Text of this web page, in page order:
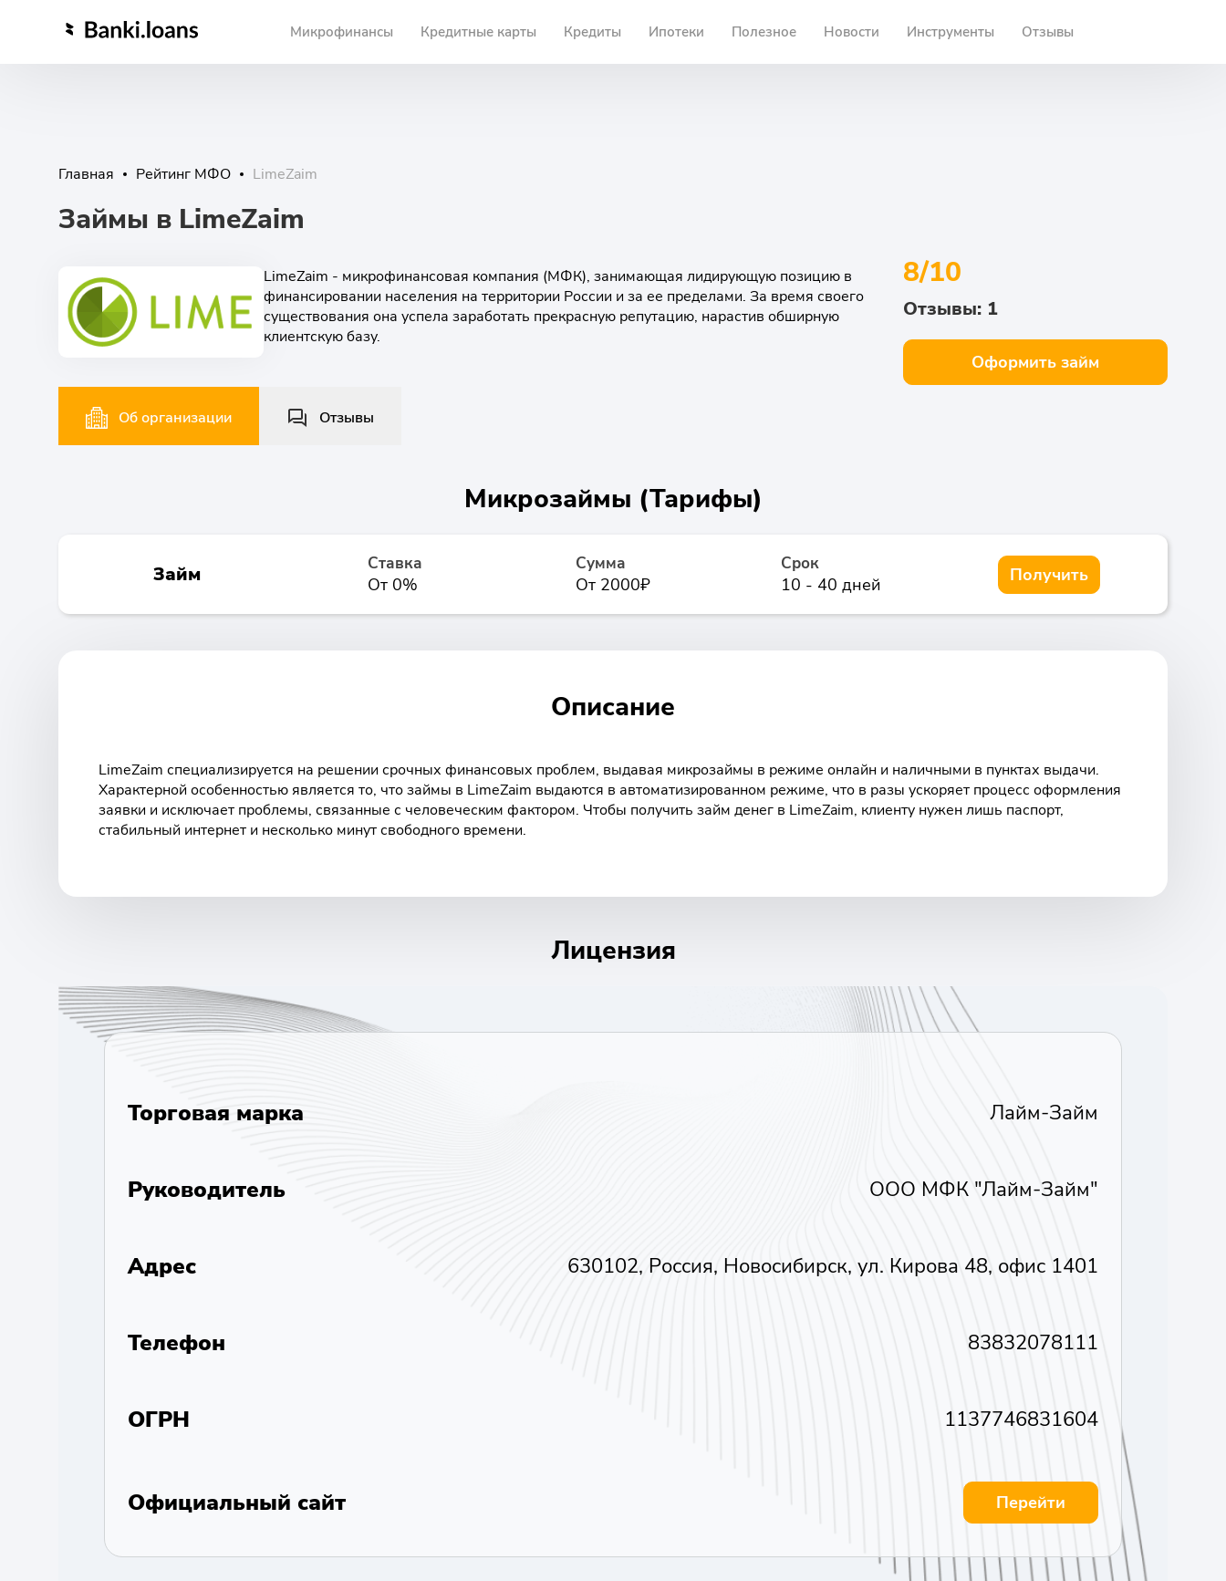
Микрофинансы Кредитные карты Кредиты Ипотеки Полезное Новости Инструменты Отзывы
Главная Рейтинг МФО LimeZaim
Займы в LimeZaim
LimeZaim - микрофинансовая компания (МФК), занимающая лидирующую позицию в
финансировании населения на территории России и за ее пределами. За время своего
существования она успела заработать прекрасную репутацию, нарастив обширную
клиентскую базу.
8/10
Отзывы: 1
Оформить займ
Об организации Отзывы
Микрозаймы (Тарифы)
Займ Ставка
От 0%
Сумма
От 2000₽
Срок
10 - 40 дней Получить
Описание
LimeZaim специализируется на решении срочных финансовых проблем, выдавая микрозаймы в режиме онлайн и наличными в пунктах выдачи.
Характерной особенностью является то, что займы в LimeZaim выдаются в автоматизированном режиме, что в разы ускоряет процесс оформления
заявки и исключает проблемы, связанные с человеческим фактором. Чтобы получить займ денег в LimeZaim, клиенту нужен лишь паспорт,
стабильный интернет и несколько минут свободного времени.
Лицензия
Торговая марка Лайм-Займ
Руководитель ООО МФК "Лайм-Займ"
Адрес 630102, Россия, Новосибирск, ул. Кирова 48, офис 1401
Телефон 83832078111
ОГРН 1137746831604
Официальный сайт Перейти